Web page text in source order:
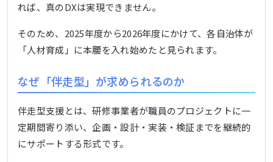
れば、真のDXは実現できません。
そのため、2025年度から2026年度にかけて、各自治体が
「人材育成」に本腰を入れ始めたと見られます。
なぜ「伴走型」が求められるのか
伴走型支援とは、研修事業者が職員のプロジェクトに一
定期間寄り添い、企画・設計・実装・検証までを継続的
にサポートする形式です。